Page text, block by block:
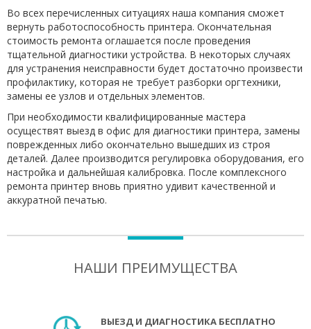
Во всех перечисленных ситуациях наша компания сможет
вернуть работоспособность принтера. Окончательная
стоимость ремонта оглашается после проведения
тщательной диагностики устройства. В некоторых случаях
для устранения неисправности будет достаточно произвести
профилактику, которая не требует разборки оргтехники,
замены ее узлов и отдельных элементов.
При необходимости квалифицированные мастера
осуществят выезд в офис для диагностики принтера, замены
поврежденных либо окончательно вышедших из строя
деталей. Далее производится регулировка оборудования, его
настройка и дальнейшая калибровка. После комплексного
ремонта принтер вновь приятно удивит качественной и
аккуратной печатью.
НАШИ ПРЕИМУЩЕСТВА
ВЫЕЗД И ДИАГНОСТИКА БЕСПЛАТНО